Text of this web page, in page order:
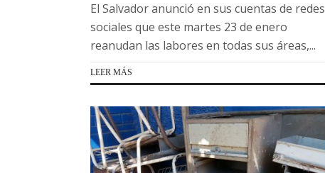
El Salvador anunció en sus cuentas de redes
sociales que este martes 23 de enero
reanudan las labores en todas sus áreas,...
LEER MÁS